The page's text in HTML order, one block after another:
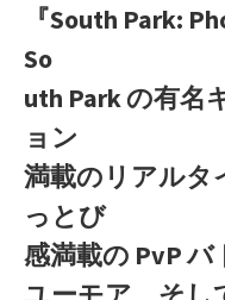
『South Park:
So
uth Park の有名
ョン
満載のリアルタ
っとび
感満載の PvP バ